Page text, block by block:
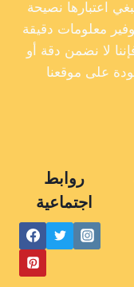
اعتبارها نصيحة
معلومات دقيقة
لا نضمن دقة أو
على موقعنا
روابط
اجتماعية